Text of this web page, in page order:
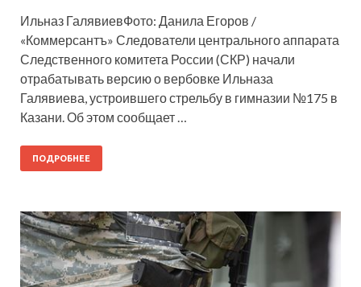
Ильназ ГалявиевФото: Данила Егоров /
«Коммерсантъ» Следователи центрального аппарата
Следственного комитета России (СКР) начали
отрабатывать версию о вербовке Ильназа
Галявиева, устроившего стрельбу в гимназии №175 в
Казани. Об этом сообщает …
ПОДРОБНЕЕ